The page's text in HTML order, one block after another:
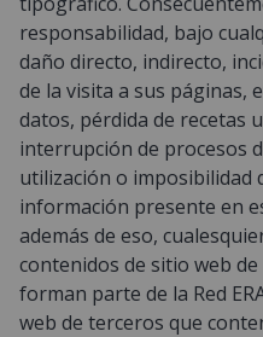
responsabilidad, bajo
daño directo, indirecto,
de la visita a sus páginas,
datos, pérdida de recetas
interrupción de procesos
utilización o imposibilidad
información presente en
además de eso,
contenidos de sitio web
forman parte de la Red
web de terceros que